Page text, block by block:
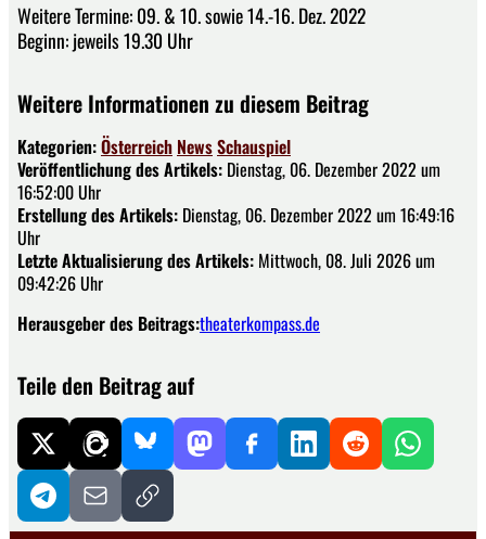
Weitere Termine: 09. & 10. sowie 14.-16. Dez. 2022
Beginn: jeweils 19.30 Uhr
Weitere Informationen zu diesem Beitrag
Kategorien:Österreich NewsSchauspiel
Veröffentlichung des Artikels: Dienstag, 06. Dezember 2022 um
16:52:00 Uhr
Erstellung des Artikels: Dienstag, 06. Dezember 2022 um 16:49:16
Uhr
Letzte Aktualisierung des Artikels: Mittwoch, 08. Juli 2026 um
09:42:26 Uhr
Herausgeber des Beitrags:theaterkompass.de
Teile den Beitrag auf